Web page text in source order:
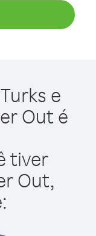
e
Out é
tiver
Out,